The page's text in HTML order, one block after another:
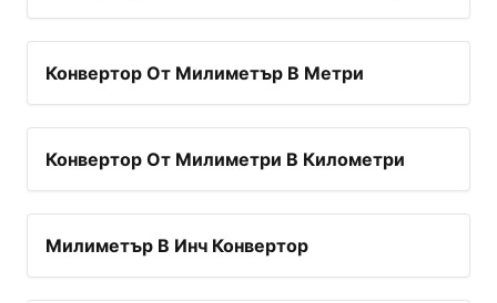
Конвертор От Милиметър В Метри
Конвертор От Милиметри В Километри
Милиметър В Инч Конвертор